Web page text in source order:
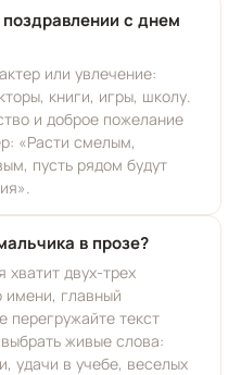
с днем
или увлечение:
книги, игры, школу.
и доброе пожелание
«Расти смелым,
пусть рядом будут
в прозе?
хватит двух-трех
главный
перегружайте текст
живые слова:
удачи в учебе, веселых